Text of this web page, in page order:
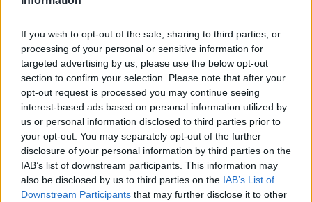
If you wish to opt-out of the sale, sharing to third parties, or
processing of your personal or sensitive information for
targeted advertising by us, please use the below opt-out
section to confirm your selection. Please note that after your
opt-out request is processed you may continue seeing
interest-based ads based on personal information utilized by
us or personal information disclosed to third parties prior to
your opt-out. You may separately opt-out of the further
disclosure of your personal information by third parties on the
IAB’s list of downstream participants. This information may
also be disclosed by us to third parties on the IAB’s List of
Downstream Participants that may further disclose it to other
Paros de Groundforce afectan vuelos y
equipajes en Madrid, Barcelona y otros
aeropuertos
Huelga de Groundforce en 12 aeropuertos; conoce quiénes…